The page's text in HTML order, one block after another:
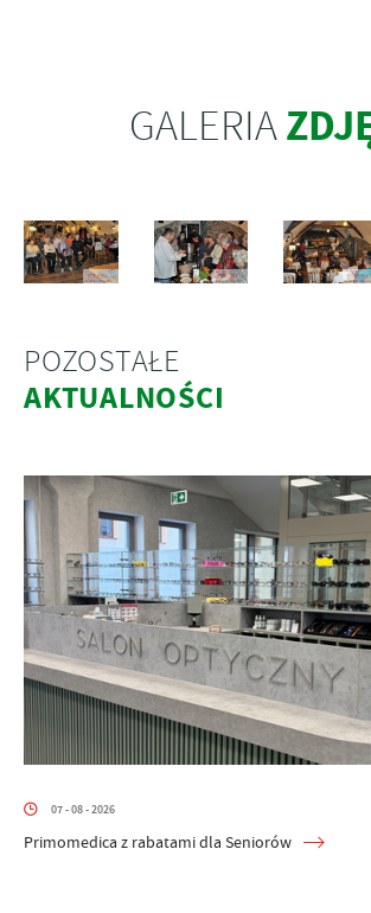
GALERIA
POZOSTAŁE
AKTUALNOŚCI
07 - 08 - 2026
Primomedica z rabatami dla Seniorów